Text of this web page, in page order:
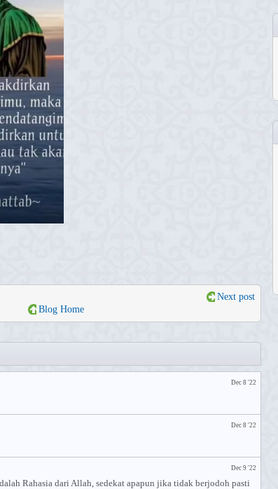
Next post
Blog Home
Dec 8 '22
Dec 8 '22
Dec 9 '22
Rahasia dari Allah, sedekat apapun jika tidak berjodoh pasti